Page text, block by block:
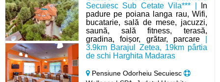
Secuiesc Sub Cetate Vila*** |
In
padure pe poiana langa rau, Wifi,
bucatarie, sală de mese, jacuzzi,
saună, sală fitness, terasă,
gradina, foișor, grătar, parcare|
3.9km Barajul Zetea, 19km pârtia
de schi Harghita Madaras
Pensiune Odorheiu Secuiesc